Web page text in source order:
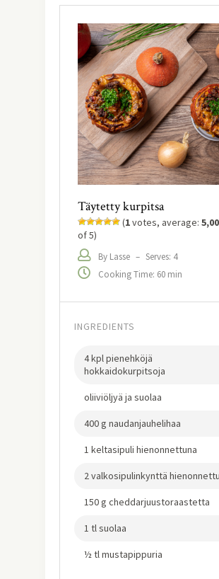
Täytetty kurpitsa
(1votes, average: 5,00
of 5)
By Lasse – Serves: 4
Cooking Time: 60 min
INGREDIENTS
4 kpl pienehköjä
hokkaidokurpitsoja
oliiviöljyä ja suolaa
400 g naudanjauhelihaa
1 keltasipuli hienonnettuna
2 valkosipulinkynttä
150 g cheddarjuustoraastetta
1 tl suolaa
½ tl mustapippuria